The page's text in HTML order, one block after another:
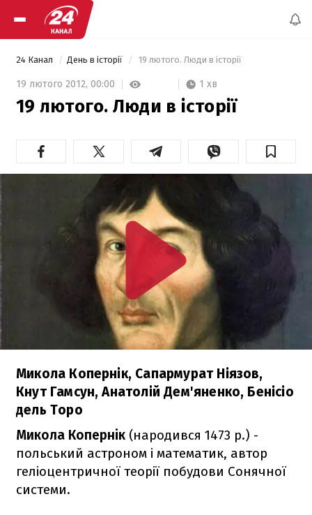
24 Канал День в історії 19 лютого. Люди в історії
19 лютого 2012, 00:00 1 хв
19 лютого. Люди в історії
Микола Копернік, Сапармурат Ніязов,
Кнут Гамсун, Анатолій Дем'яненко, Бенісіо
дель Торо
Микола Копернік (народився 1473 р.) -
польський астроном і математик, автор
геліоцентричної теорії побудови Сонячної
системи.